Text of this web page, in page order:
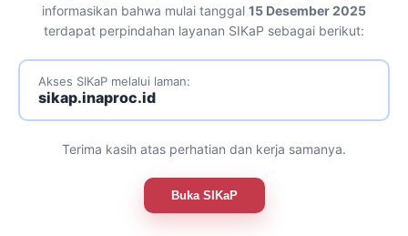
informasikan bahwa mulai tanggal 15 Desember 2025
terdapat perpindahan layanan SIKaP sebagai berikut:
Akses SIKaP melalui laman:
sikap.inaproc.id
Terima kasih atas perhatian dan kerja samanya.
Buka SIKaP